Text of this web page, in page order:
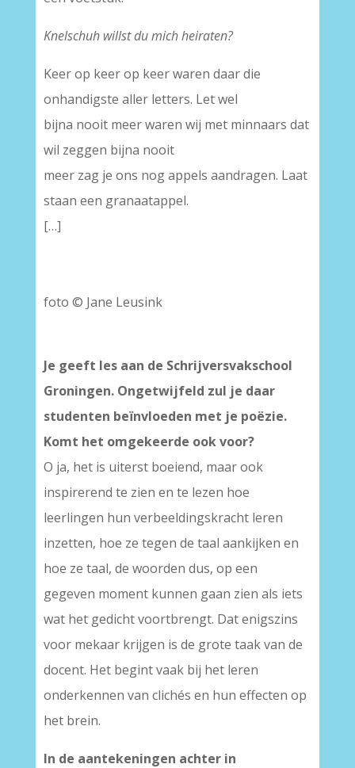
Knelschuh willst du mich heiraten?
Keer op keer op keer waren daar die
onhandigste aller letters. Let wel
bijna nooit meer waren wij met minnaars dat
wil zeggen bijna nooit
meer zag je ons nog appels aandragen. Laat
staan een granaatappel.
[…]
foto © Jane Leusink
Je geeft les aan de Schrijversvakschool
Groningen. Ongetwijfeld zul je daar
studenten beïnvloeden met je poëzie.
Komt het omgekeerde ook voor?
O ja, het is uiterst boeiend, maar ook
inspirerend te zien en te lezen hoe
leerlingen hun verbeeldingskracht leren
inzetten, hoe ze tegen de taal aankijken en
hoe ze taal, de woorden dus, op een
gegeven moment kunnen gaan zien als iets
wat het gedicht voortbrengt. Dat enigszins
voor mekaar krijgen is de grote taak van de
docent. Het begint vaak bij het leren
onderkennen van clichés en hun effecten op
het brein.
In de aantekeningen achter in